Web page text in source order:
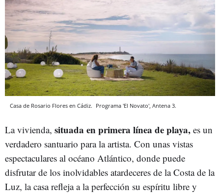
Casa de Rosario Flores en Cádiz. Programa 'El Novato', Antena 3.
La vivienda, situada en primera línea de playa, es un
verdadero santuario para la artista. Con unas vistas
espectaculares al océano Atlántico, donde puede
disfrutar de los inolvidables atardeceres de la Costa de la
Luz, la casa refleja a la perfección su espíritu libre y